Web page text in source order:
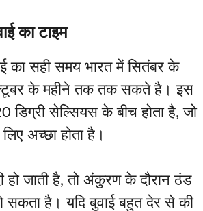
का टाइम
का सही समय भारत में सितंबर के
के महीने तक तक सकते है। इस
डिग्री सेल्सियस के बीच होता है, जो
अच्छा होता है।
हो जाती है, तो अंकुरण के दौरान ठंड
है। यदि बुवाई बहुत देर से की